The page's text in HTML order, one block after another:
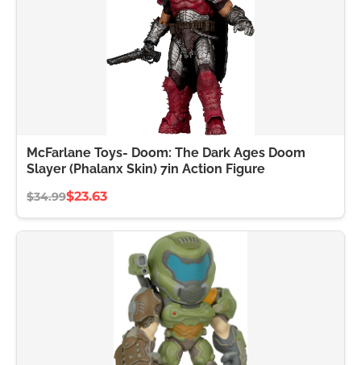
McFarlane Toys- Doom: The Dark Ages Doom
Slayer (Phalanx Skin) 7in Action Figure
$34.99$23.63